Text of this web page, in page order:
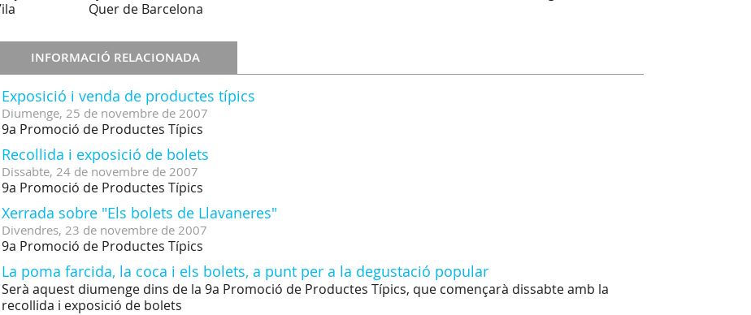
Quer de Barcelona
INFORMACIÓ RELACIONADA
Exposició i venda de productes típics
Diumenge, 25 de novembre de 2007
9a Promoció de Productes Típics
Recollida i exposició de bolets
Dissabte, 24 de novembre de 2007
9a Promoció de Productes Típics
Xerrada sobre "Els bolets de Llavaneres"
Divendres, 23 de novembre de 2007
9a Promoció de Productes Típics
La poma farcida, la coca i els bolets, a punt per a la degustació popular
Serà aquest diumenge dins de la 9a Promoció de Productes Típics, que començarà dissabte amb la
recollida i exposició de bolets